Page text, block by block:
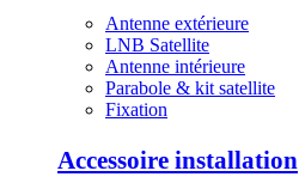
Antenne extérieure
LNB Satellite
Antenne intérieure
Parabole & kit satellite
Fixation
Accessoire installation